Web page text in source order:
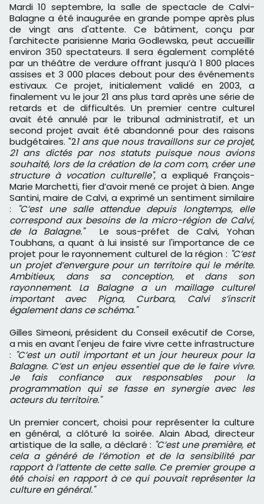
Mardi 10 septembre, la salle de spectacle de Calvi-
Balagne a été inaugurée en grande pompe après plus
de vingt ans d'attente. Ce bâtiment, conçu par
l'architecte parisienne Maria Godlewska, peut accueillir
environ 350 spectateurs. Il sera également complété
par un théâtre de verdure offrant jusqu’à 1 800 places
assises et 3 000 places debout pour des événements
estivaux. Ce projet, initialement validé en 2003, a
finalement vu le jour 21 ans plus tard après une série de
retards et de difficultés. Un premier centre culturel
avait été annulé par le tribunal administratif, et un
second projet avait été abandonné pour des raisons
budgétaires. "21 ans que nous travaillons sur ce projet,
21 ans dictés par nos statuts puisque nous avions
souhaité, lors de la création de la com com, créer une
structure à vocation culturelle", a expliqué François-
Marie Marchetti, fier d’avoir mené ce projet à bien. Ange
Santini, maire de Calvi, a exprimé un sentiment similaire
:
"C’est une salle attendue depuis longtemps, elle
correspond aux besoins de la micro-région de Calvi,
de la Balagne."Le sous-préfet de Calvi, Yohan
Toubhans, a quant à lui insisté sur l'importance de ce
projet pour le rayonnement culturel de la région : "C’est
un projet d’envergure pour un territoire qui le mérite.
Ambitieux, dans sa conception, et dans son
rayonnement. La Balagne a un maillage culturel
important avec Pigna, Curbara, Calvi s’inscrit
également dans ce schéma."
Gilles Simeoni, président du Conseil exécutif de Corse,
a mis en avant l'enjeu de faire vivre cette infrastructure
: "C’est un outil important et un jour heureux pour la
Balagne. C’est un enjeu essentiel que de le faire vivre.
Je fais confiance aux responsables pour la
programmation qui se fasse en synergie avec les
acteurs du territoire."
Un premier concert, choisi pour représenter la culture
en général, a clôturé la soirée. Alain Abad, directeur
artistique de la salle, a déclaré : "C’est une première, et
cela a généré de l’émotion et de la sensibilité par
rapport à l’attente de cette salle. Ce premier groupe a
été choisi en rapport à ce qui pouvait représenter la
culture en général."